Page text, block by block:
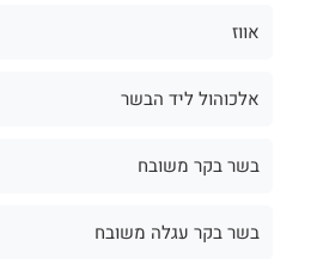
אווז
אלכוהול ליד הבשר
בשר בקר משובח
בשר בקר עגלה משובח